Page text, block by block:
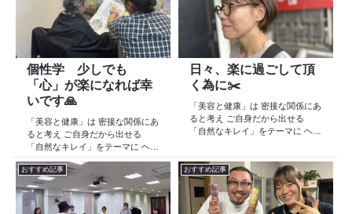
より スタートしたこのブログ
日々の事や...
より スタートしたこのブログ
日々の事や...
個性学 少しでも
「心」が楽になれば幸
いです🙏
「美容と健康」は 密接な関係にあ
ると考え ご自身だから出せる
「自然なキレイ」をテーマに ヘア
の 「根本改善」を目的とした美容
院 Def 古江です 2023年３月30日
より スタートしたこのブログ
日々の事や...
日々、楽に過ごして頂
く為に✂️
「美容と健康」は 密接な関係にあ
ると考え ご自身だから出せる
「自然なキレイ」をテーマに ヘア
院 Def 古江です 2023年３月30日
より スタートしたこのブログ
日々の事や...
おすすめ記事 おすすめ記事